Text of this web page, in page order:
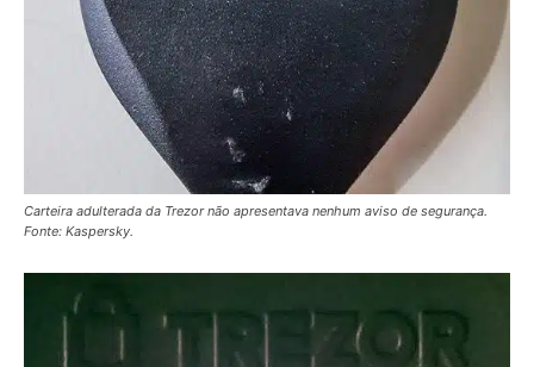
Carteira adulterada da Trezor não apresentava nenhum aviso de segurança.
Fonte: Kaspersky.